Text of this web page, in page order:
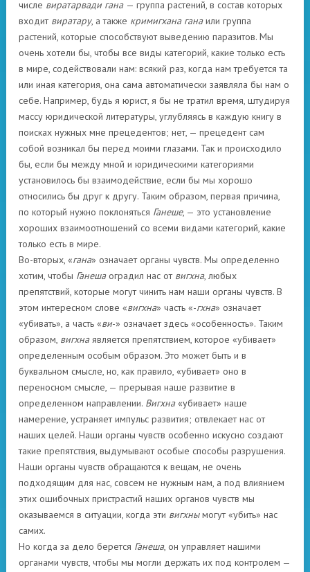
числе виратарвади гана — группа растений, в состав которых
входит виратару, а также кримигхана ганаили группа
растений, которые способствуют выведению паразитов. Мы
очень хотели бы, чтобы все виды категорий, какие только есть
в мире, содействовали нам: всякий раз, когда нам требуется та
или иная категория, она сама автоматически заявляла бы нам о
себе. Например, будь я юрист, я бы не тратил время, штудируя
массу юридической литературы, углубляясь в каждую книгу в
поисках нужных мне прецедентов; нет, — прецедент сам
собой возникал бы перед моими глазами. Так и происходило
бы, если бы между мной и юридическими категориями
установилось бы взаимодействие, если бы мы хорошо
относились бы друг к другу. Таким образом, первая причина,
по который нужно поклоняться Ганеше, — это установление
хороших взаимоотношений со всеми видами категорий, какие
только есть в мире.
Во-вторых, «гана» означает органы чувств. Мы определенно
хотим, чтобы Ганешаоградил нас от вигхна, любых
препятствий, которые могут чинить нам наши органы чувств. В
этом интересном слове «вигхна» часть «-гхна» означает
«убивать», а часть «ви-» означает здесь «особенность». Таким
образом, вигхнаявляется препятствием, которое «убивает»
определенным особым образом. Это может быть и в
буквальном смысле, но, как правило, «убивает» оно в
переносном смысле, — прерывая наше развитие в
определенном направлении. Вигхна«убивает» наше
намерение, устраняет импульс развития; отвлекает нас от
наших целей. Наши органы чувств особенно искусно создают
такие препятствия, выдумывают особые способы разрушения.
Наши органы чувств обращаются к вещам, не очень
подходящим для нас, совсем не нужным нам, а под влиянием
этих ошибочных пристрастий наших органов чувств мы
оказываемся в ситуации, когда эти вигхнымогут «убить» нас
самих.
Но когда за дело берется Ганеша, он управляет нашими
органами чувств, чтобы мы могли держать их под контролем —